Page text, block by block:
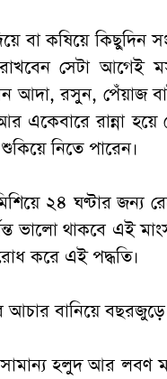
বা কষিয়ে কিছুদিন
সেটা আগেই
আদা, রসুন, পেঁয়াজ
একেবারে রান্না
নিতে পারেন।
২৪ ঘণ্টার জন্য
ভালো থাকবে এই
করে এই পদ্ধতি।
আচার বানিয়ে
হলুদ আর লবণ